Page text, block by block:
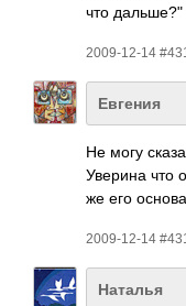
что
2009-12-14
Евгения
Не могу
Уверина что
же его
2009-12-14
Наталья